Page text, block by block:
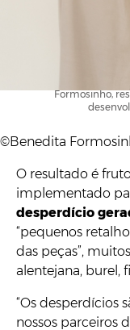
Fundadora,
Formosinho,
©Benedita
O resultado é
implementado
desperdício
“pequenos
das peças”,
alentejana, burel,
“Os desperdícios
nossos parceiros